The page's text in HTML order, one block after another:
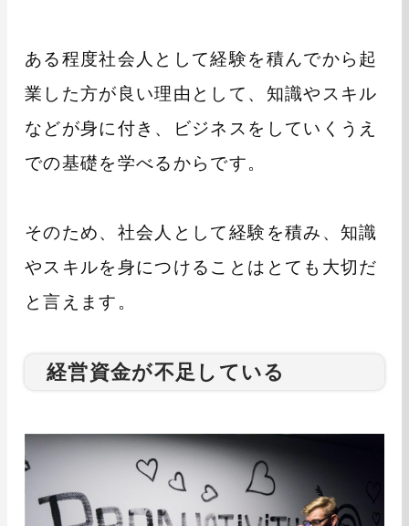
ある程度社会人として経験を積んでから起
業した方が良い理由として、知識やスキル
などが身に付き、ビジネスをしていくうえ
での基礎を学べるからです。
そのため、社会人として経験を積み、知識
やスキルを身につけることはとても大切だ
と言えます。
経営資金が不足している